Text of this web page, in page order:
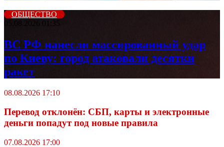
ОБЩЕСТВО
05.08.2026 01:35
ВС РФ нанесли массированный удар
по Киеву: город атаковали десятки
ракет
08.08.2026 17:10
Перевод отклонён: СБП, карты и электронные
деньги попадут под новые правила
07.08.2026 17:00